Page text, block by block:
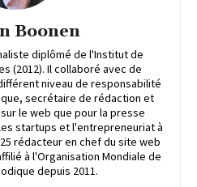
Boonen
diplômé de l'Institut de
(2012). Il collaboré avec de
niveau de responsabilité
secrétaire de rédaction et
le web que pour la presse
startups et l'entrepreneuriat à
rédacteur en chef du site web
à l'Organisation Mondiale de
depuis 2011.